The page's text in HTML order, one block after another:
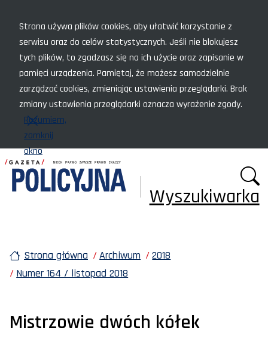
Strona używa plików cookies, aby ułatwić korzystanie z
serwisu oraz do celów statystycznych. Jeśli nie blokujesz
tych plików, to zgadzasz się na ich użycie oraz zapisanie w
pamięci urządzenia. Pamiętaj, że możesz samodzielnie
zarządzać cookies, zmieniając ustawienia przeglądarki. Brak
zmiany ustawienia przeglądarki oznacza wyrażenie zgody.
Rozumiem,
zamknij
okno
Wyszukiwarka
Strona główna Archiwum
2018
Numer 164 / listopad 2018
Mistrzowie dwóch kółek